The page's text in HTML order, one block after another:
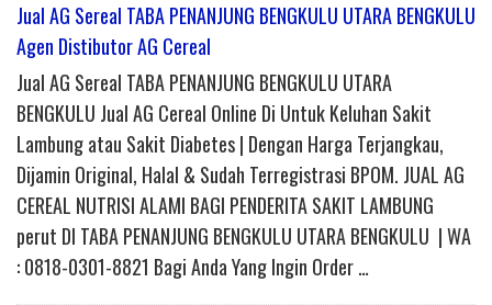
Jual AG Sereal TABA PENANJUNG BENGKULU UTARA BENGKULU
Agen Distibutor AG Cereal
Jual AG Sereal TABA PENANJUNG BENGKULU UTARA
BENGKULU Jual AG Cereal Online Di Untuk Keluhan Sakit
Lambung atau Sakit Diabetes | Dengan Harga Terjangkau,
Dijamin Original, Halal & Sudah Terregistrasi BPOM. JUAL AG
CEREAL NUTRISI ALAMI BAGI PENDERITA SAKIT LAMBUNG
perut DI TABA PENANJUNG BENGKULU UTARA BENGKULU | WA
: 0818-0301-8821 Bagi Anda Yang Ingin Order …